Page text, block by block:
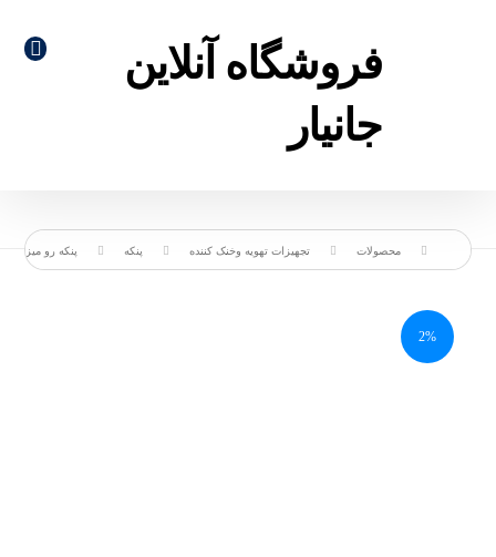
فروشگاه آنلاین
جانیار
محصولات تجهیزات تهویه وخنک کننده پنکه پنکه رو میزی
2%